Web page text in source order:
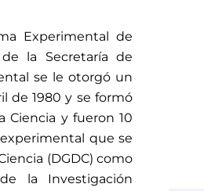
Experimental de
la Secretaría de
se le otorgó un
de 1980 y se formó
Ciencia y fueron 10
que se
(DGDC) como
la Investigación